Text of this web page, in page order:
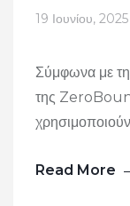
19 Ιουνίου, 2025
Σύμφωνα με
της
Read More